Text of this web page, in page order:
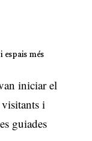
espais més
iniciar el
visitants i
guiades